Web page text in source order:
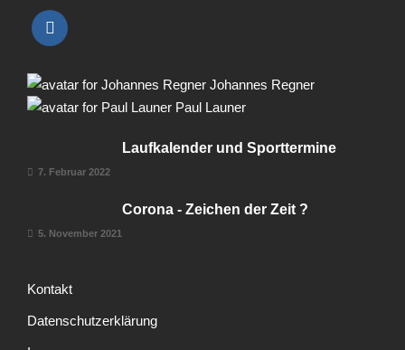
Johannes Regner
Paul Launer
Laufkalender und Sporttermine
7. Februar 2022
Corona - Zeichen der Zeit ?
5. November 2021
Kontakt
Datenschutzerklärung